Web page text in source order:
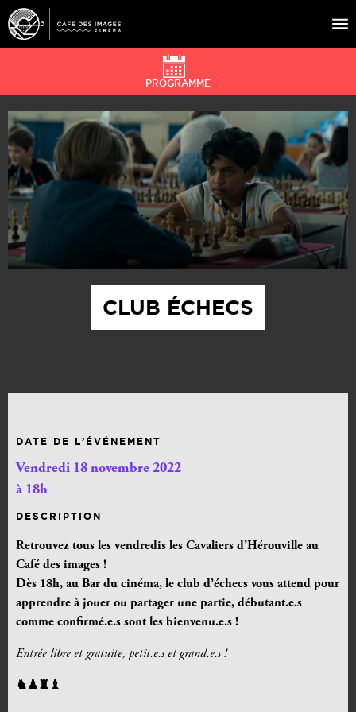
À L’AFFICHE
ÉVÉNEMENTS
CAFÉ DU CINÉ
PRATIQUE
ÉDUCATION AUX IMAGES
PROGRAMME
CLUB ÉCHECS
DATE DE L’ÉVÉNEMENT
Vendredi 18 novembre 2022
à 18h
DESCRIPTION
Retrouvez tous les vendredis les Cavaliers d’Hérouville au
Café des images !
Dès 18h, au Bar du cinéma, le club d’échecs vous attend pour
apprendre à jouer ou partager une partie, débutant.e.s
comme confirmé.e.s sont les bienvenu.e.s !
Entrée libre et gratuite, petit.e.s et grand.e.s !
♞♟♜♝